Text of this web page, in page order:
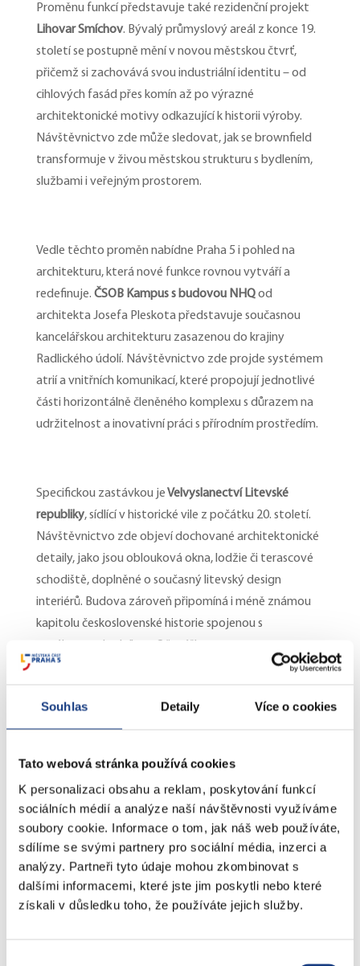
Souhlas Detaily Více o cookies
Tato webová stránka používá cookies
K personalizaci obsahu a reklam, poskytování funkcí
sociálních médií a analýze naší návštěvnosti využíváme
soubory cookie. Informace o tom, jak náš web používáte,
sdílíme se svými partnery pro sociální média, inzerci a
analýzy. Partneři tyto údaje mohou zkombinovat s
dalšími informacemi, které jste jim poskytli nebo které
získali v důsledku toho, že používáte jejich služby.
Proměnu funkcí představuje také rezidenční projekt
Lihovar Smíchov. Bývalý průmyslový areál z konce 19.
století se postupně mění v novou městskou čtvrť,
přičemž si zachovává svou industriální identitu – od
cihlových fasád přes komín až po výrazné
architektonické motivy odkazující k historii výroby.
Návštěvnictvo zde může sledovat, jak se brownfield
transformuje v živou městskou strukturu s bydlením,
službami i veřejným prostorem.
Vedle těchto proměn nabídne Praha 5 i pohled na
architekturu, která nové funkce rovnou vytváří a
redefinuje. ČSOB Kampus s budovou NHQod
architekta Josefa Pleskota představuje současnou
kancelářskou architekturu zasazenou do krajiny
Radlického údolí. Návštěvnictvo zde projde systémem
atrií a vnitřních komunikací, které propojují jednotlivé
části horizontálně členěného komplexu s důrazem na
udržitelnost a inovativní práci s přírodním prostředím.
Specifickou zastávkou jeVelvyslanectví Litevské
republiky, sídlící v historické vile z počátku 20. století.
Návštěvnictvo zde objeví dochované architektonické
detaily, jako jsou oblouková okna, lodžie či terascové
schodiště, doplněné o současný litevský design
interiérů. Budova zároveň připomíná i méně známou
kapitolu československé historie spojenou s
V rámci doprovodného programu se v Praze 5
diskuze s Jaroslavem Martínkem. Akce nabídne osobní
budovy, která dnes hostí mimo jiné i nahrávací
Studio
Martínek. Ve vyprávění majitele ožijí vzpomínky na
proměny domu, jeho atmosféru i lidi, kteří jím prošli. V
neděli 24. května od 11 hodin se pak mohou lidé se
zrakovým hendikepem zúčastnit speciální
komentované prohlídky neorenesanční stavby